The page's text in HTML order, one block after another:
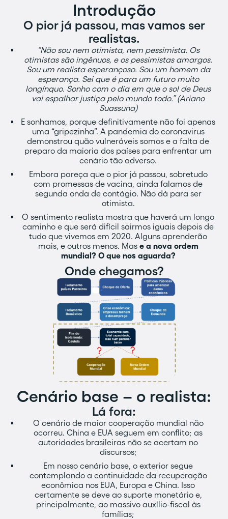
Introdução
O pior já passou, mas vamos ser
realistas.
“Não sou nem otimista, nem pessimista. Os
otimistas são ingênuos, e os pessimistas amargos.
Sou um realista esperançoso. Sou um homem da
esperança. Sei que é para um futuro muito
longínquo. Sonho com o dia em que o sol de Deus
vai espalhar justiça pelo mundo todo.” (Ariano
Suassuna)
E sonhamos, porque definitivamente não foi apenas
uma “gripezinha”. A pandemia do coronavirus
demonstrou quão vulneráveis somos e a falta de
preparo da maioria dos países para enfrentar um
cenário tão adverso.
Embora pareça que o pior já passou, sobretudo
com promessas de vacina, ainda falamos de
segunda onda de contágio. Não dá para ser
otimista.
O sentimento realista mostra que haverá um longo
caminho e que será difícil sairmos iguais depois de
tudo que vivemos em 2020. Alguns aprenderão
mais, e outros menos. Mas e a nova ordem
mundial? O que nos aguarda?
Onde chegamos?
Cenário base – o realista:
Lá fora:
O cenário de maior cooperação mundial não
ocorreu. China e EUA seguem em conflito; as
autoridades brasileiras não se acertam no
discursos;
Em nosso cenário base, o exterior segue
contemplando a continuidade da recuperação
econômica nos EUA, Europa e China. Isso
certamente se deve ao suporte monetário e,
principalmente, ao massivo auxílio-fiscal às
famílias;